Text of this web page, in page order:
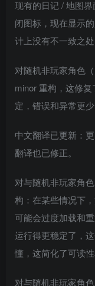
现有的日记 / 地图
闭图标，现在显示
计上没有不一致之处
对随机非玩家角色
minor 重构，这修
定，错误和异常更少
中文翻译已更新：
翻译也已修正。
对与随机非玩家角
构：在某些情况下
可能会过度加载和
运行得更稳定了，
懂，这简化了可读性
对与随机非玩家角